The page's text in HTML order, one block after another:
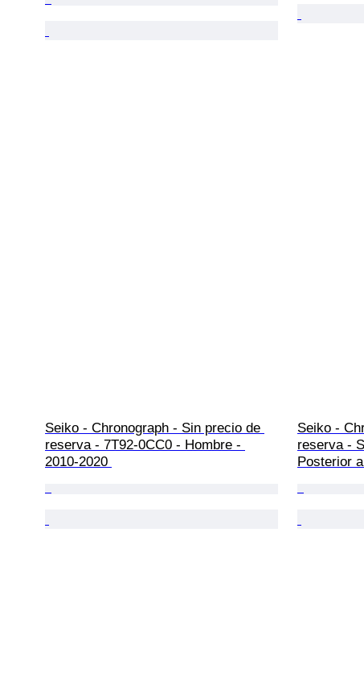
Seiko - Chronograph - Sin precio de
reserva - 7T92-0CC0 - Hombre -
2010-2020
Seiko -
reserva -
Posterior